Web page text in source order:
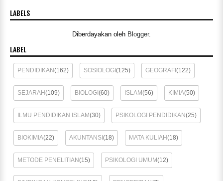
LABELS
Diberdayakan oleh Blogger.
LABEL
PENDIDIKAN(162) SOSIOLOGI (125) GEOGRAFI (122)
SEJARAH(109) BIOLOGI (60) ISLAM(56) KIMIA(50)
ILMU PENDIDIKAN ISLAM(30) PSIKOLOGI PENDIDIKAN(25)
BIOKIMIA(22) AKUNTANSI (18) MATA KULIAH(18)
METODE PENELITIAN(15) PSIKOLOGI UMUM(12)